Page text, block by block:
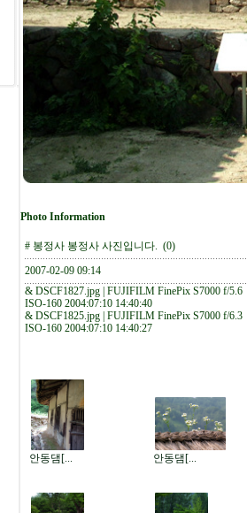
Photo Information
# 봉정사 봉정사 사진입니다. (0)
2007-02-09 09:14
& DSCF1827.jpg | FUJIFILM FinePix S7000 f/5.6
ISO-160 2004:07:10 14:40:40
& DSCF1825.jpg | FUJIFILM FinePix S7000 f/6.3
ISO-160 2004:07:10 14:40:27
안동댐[... 안동댐[...